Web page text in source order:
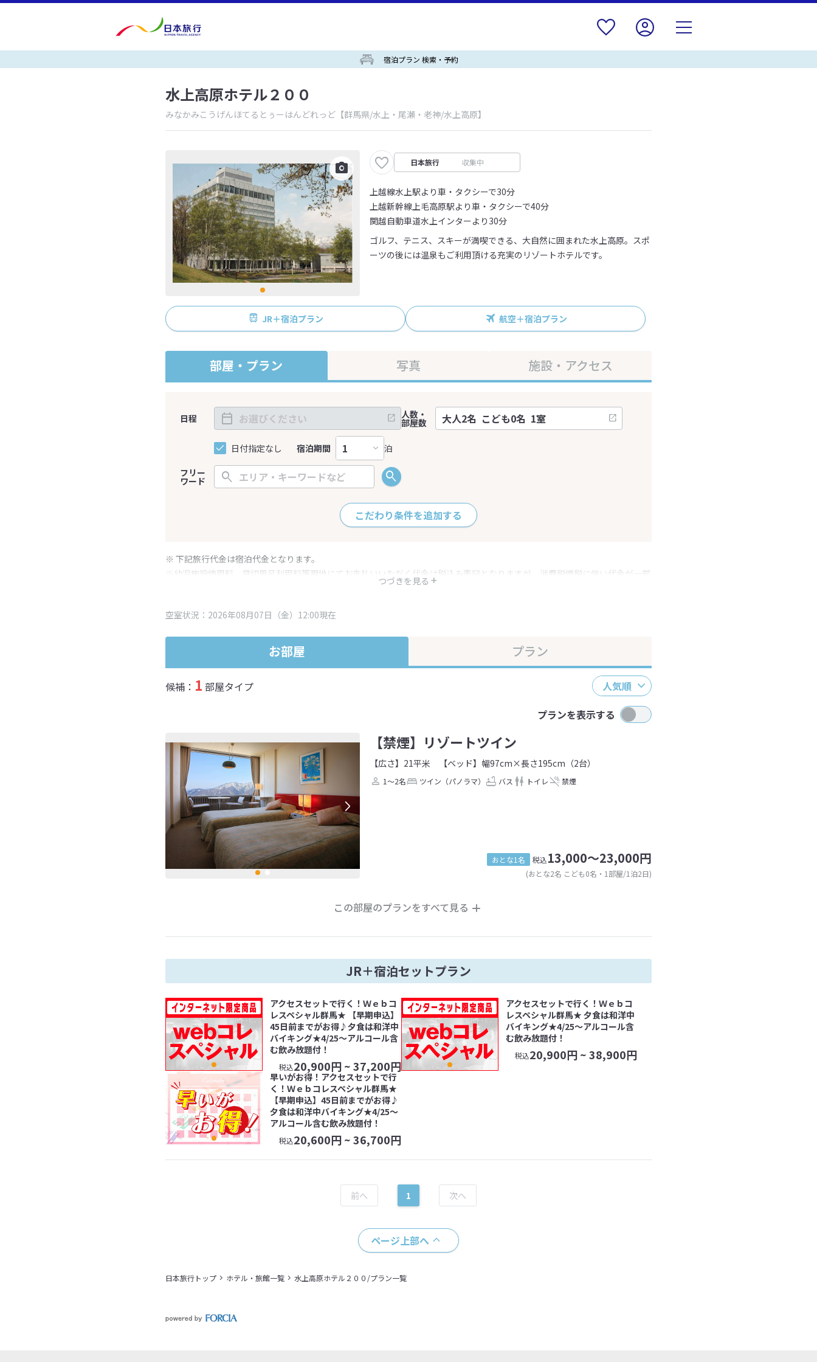
宿泊プラン 検索・予約
水上高原ホテル２００
みなかみこうげんほてるとぅーはんどれっど 【群馬県/水上・尾瀬・老神/水上高原】
日本旅行 収集中
上越線水上駅より車・タクシーで30分
上越新幹線上毛高原駅より車・タクシーで40分
関越自動車道水上インターより30分
ゴルフ、テニス、スキーが満喫できる、大自然に囲まれた水上高原。スポ
ーツの後には温泉もご利用頂ける充実のリゾートホテルです。
JR＋宿泊プラン 航空＋宿泊プラン
部屋・プラン 写真 施設・アクセス
日程
日付指定なし 宿泊期間 泊
人数・
部屋数
フリー
ワード
こだわり条件を追加する
つづきを見る
※ 下記旅行代金は宿泊代金となります。
※幼児施設使用料、貸切風呂利用料等現地にてお支払いいただく代金は税込み表記となりますが、消費税増税に伴い代金が一部
空室状況：2026年08月07日（金）12:00現在
お部屋 プラン
候補： 1 部屋タイプ
人気順
プランを表示する
【禁煙】リゾートツイン
【広さ】21平米 【ベッド】幅97cm×長さ195cm（2台）
1～2名 ツイン（パノラマ） バス トイレ 禁煙
おとな1名 税込13,000～23,000円
(おとな2名 こども0名・1部屋/1泊2日)
この部屋のプランをすべて見る
JR＋宿泊セットプラン
アクセスセットで行く！Ｗｅｂコ
レスペシャル群馬★ 【早期申込】
45日前までがお得♪夕食は和洋中
バイキング★4/25～アルコール含
む飲み放題付！
税込20,900円 ~37,200円
アクセスセットで行く！Ｗｅｂコ
レスペシャル群馬★ 夕食は和洋中
バイキング★4/25～アルコール含
む飲み放題付！
税込20,900円 ~38,900円
早いがお得！アクセスセットで行
く！Ｗｅｂコレスペシャル群馬★
【早期申込】45日前までがお得♪
夕食は和洋中バイキング★4/25～
アルコール含む飲み放題付！
税込20,600円 ~36,700円
1
ページ上部へ
日本旅行トップ ホテル・旅館一覧 水上高原ホテル２００/プラン一覧